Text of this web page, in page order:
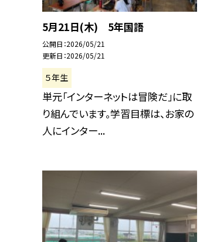
5月21日(木) 5年国語
公開日 2026/05/21
更新日 2026/05/21
５年生
単元「インターネットは冒険だ」に取
り組んでいます。学習目標は、お家の
人にインター...